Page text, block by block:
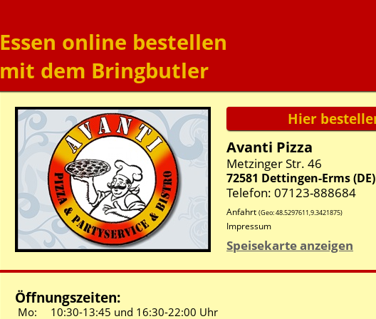
Essen online bestellen
mit dem Bringbutler
Avanti Pizza
Metzinger Str. 46
72581 Dettingen-Erms(DE)
Telefon: 07123-888684
Anfahrt (Geo:48.5297611,9.3421875)
Impressum
Speisekarte anzeigen
Öffnungszeiten:
Mo: 10:30-13:45 und 16:30-22:00 Uhr